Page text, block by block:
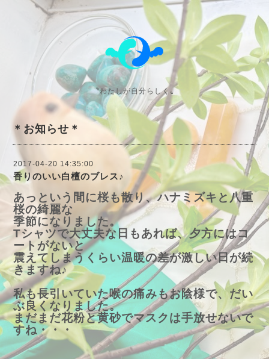
〝わたしが自分らしく〟
＊お知らせ＊
2017-04-20 14:35:00
香りのいい白檀のブレス♪
あっという間に桜も散り、ハナミズキと八重
桜の綺麗な
季節になりました。
Tシャツで大丈夫な日もあれば、夕方にはコ
ートがないと
震えてしまうくらい温暖の差が激しい日が続
きますね♪
私も長引いていた喉の痛みもお陰様で、だい
ぶ良くなりました。
まだまだ花粉と黄砂でマスクは手放せないで
すね・・・